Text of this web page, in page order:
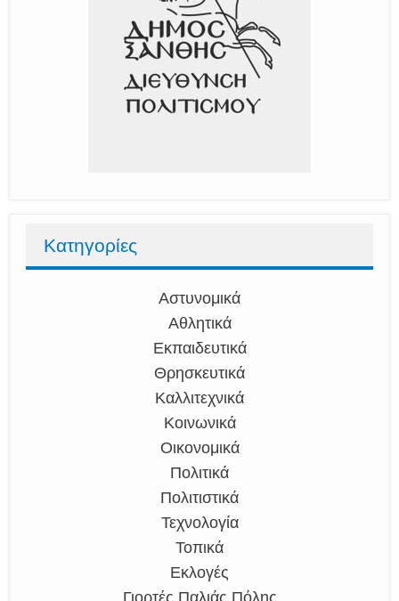
Κατηγορίες
Αστυνομικά
Αθλητικά
Εκπαιδευτικά
Θρησκευτικά
Καλλιτεχνικά
Κοινωνικά
Οικονομικά
Πολιτικά
Πολιτιστικά
Τεχνολογία
Τοπικά
Εκλογές
Γιορτές Παλιάς Πόλης